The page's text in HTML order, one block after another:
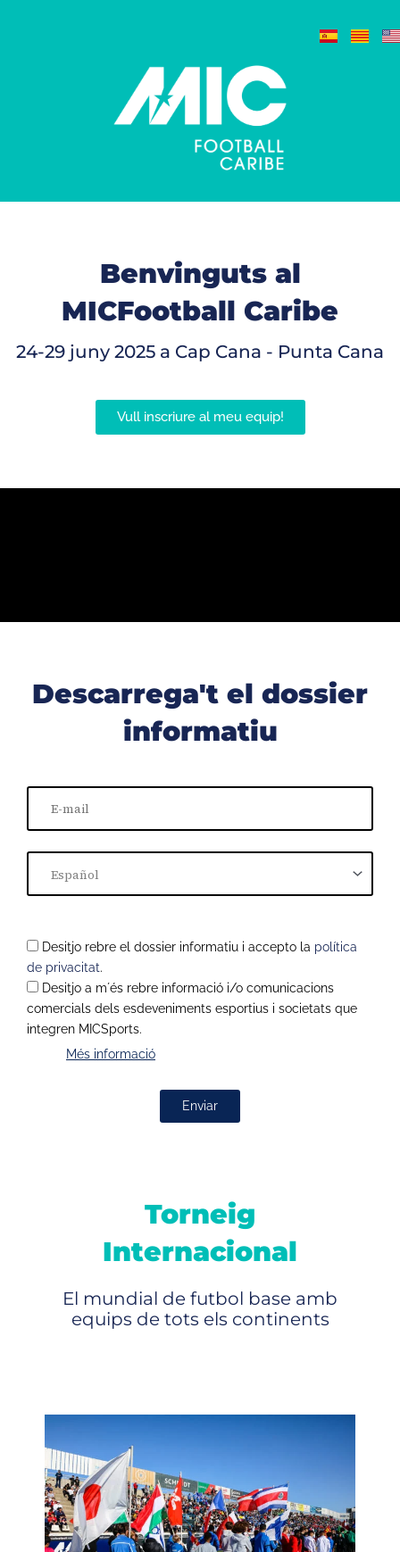
Benvinguts al
MICFootball Caribe
24-29 juny 2025 a Cap Cana - Punta Cana
Vull inscriure al meu equip!
Descarrega't el dossier
informatiu
Desitjo rebre el dossier informatiu i accepto la política
de privacitat.
Desitjo a m´és rebre informació i/o comunicacions
comercials dels esdeveniments esportius i societats que
integren MICSports.
Més informació
Enviar
Torneig
Internacional
El mundial de futbol base amb
equips de tots els continents